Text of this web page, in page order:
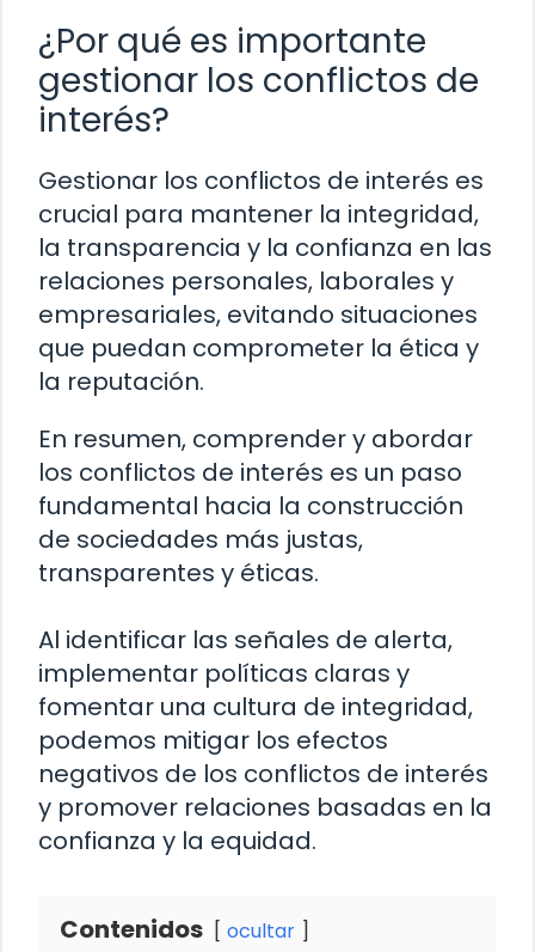
¿Por qué es importante
gestionar los conflictos de
interés?
Gestionar los conflictos de interés es
crucial para mantener la integridad,
la transparencia y la confianza en las
relaciones personales, laborales y
empresariales, evitando situaciones
que puedan comprometer la ética y
la reputación.
En resumen, comprender y abordar
los conflictos de interés es un paso
fundamental hacia la construcción
de sociedades más justas,
transparentes y éticas.
Al identificar las señales de alerta,
implementar políticas claras y
fomentar una cultura de integridad,
podemos mitigar los efectos
negativos de los conflictos de interés
y promover relaciones basadas en la
confianza y la equidad.
Contenidos ocultar